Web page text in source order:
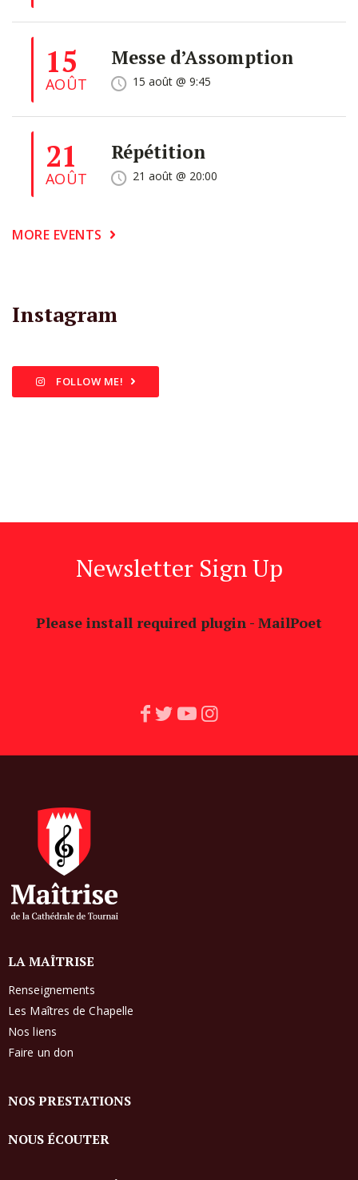
15
AOÛT
Messe d’Assomption
15 août @ 9:45
21
AOÛT
Répétition
21 août @ 20:00
MORE EVENTS
Instagram
FOLLOW ME!
Newsletter Sign Up
Please install required plugin - MailPoet
LA MAÎTRISE
Renseignements
Les Maîtres de Chapelle
Nos liens
Faire un don
NOS PRESTATIONS
NOUS ÉCOUTER